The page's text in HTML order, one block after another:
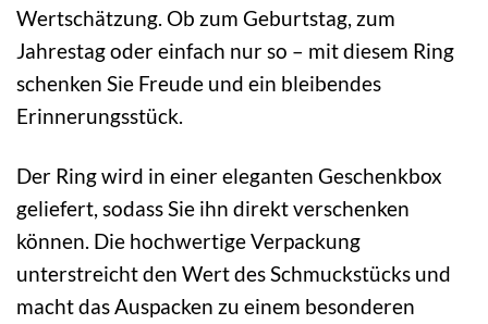
Wertschätzung. Ob zum Geburtstag, zum
Jahrestag oder einfach nur so – mit diesem Ring
schenken Sie Freude und ein bleibendes
Erinnerungsstück.
Der Ring wird in einer eleganten Geschenkbox
geliefert, sodass Sie ihn direkt verschenken
können. Die hochwertige Verpackung
unterstreicht den Wert des Schmuckstücks und
macht das Auspacken zu einem besonderen